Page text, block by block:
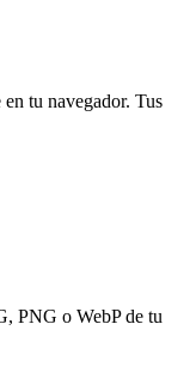
tu navegador. Tus
PNG o WebP de tu